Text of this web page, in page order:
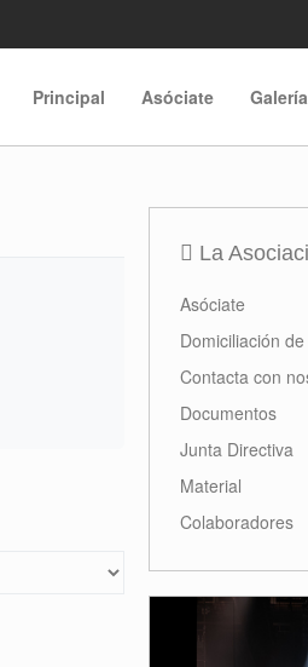
Principal Asóciate
La
Asóciate
Domiciliación
Contacta con
Documentos
Junta Directiva
Material
Colaboradores